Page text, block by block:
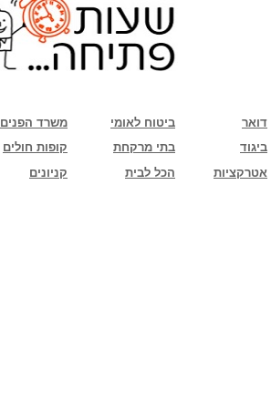
משרד הפנים ביטוח לאומי
דואר
קופות חולים בתי מרקחת
ביגוד
קניונים
הכל לבית אטרקציות